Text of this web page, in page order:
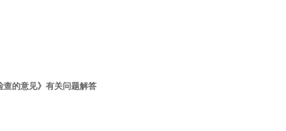
查的意见》有关问题解答